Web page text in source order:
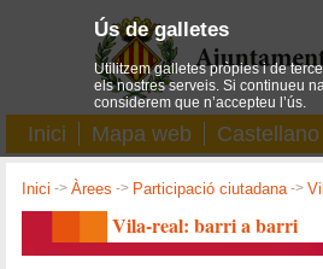
Inici Mapa web Castellano
Inici ->Àrees -> Participació ciutadana->
Vila-real: barri a barri
Ús de galletes
Utilitzem galletes pròpies i de
els nostres serveis. Si continueu
considerem que n’accepteu l’ús.